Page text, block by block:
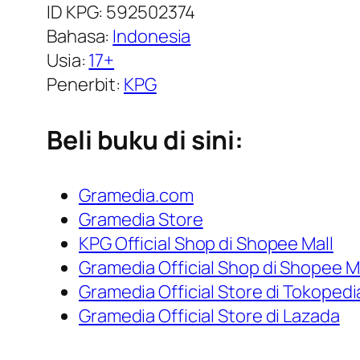
ID KPG: 592502374
Bahasa: Indonesia
Usia: 17+
Penerbit: KPG
Beli buku di sini:
Gramedia.com
Gramedia Store
KPG Official Shop di Shopee Mall
Gramedia Official Shop di Shopee
Gramedia Official Store di
Gramedia Official Store di Lazada